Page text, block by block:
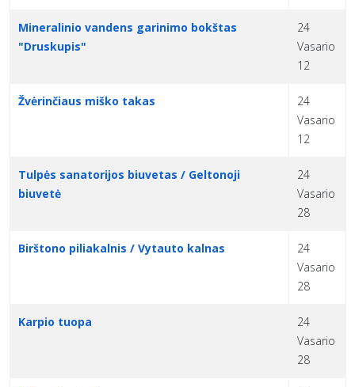
Mineralinio vandens garinimo bokštas
"Druskupis"
24
Vasario
12
Žvėrinčiaus miško takas
24
Vasario
12
Tulpės sanatorijos biuvetas / Geltonoji
biuvetė
24
Vasario
28
Birštono piliakalnis / Vytauto kalnas
24
Vasario
28
Karpio tuopa
24
Vasario
28